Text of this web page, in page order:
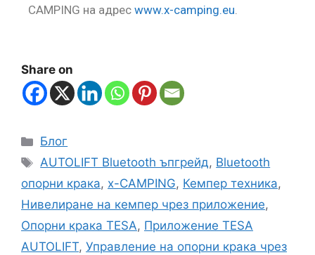
CAMPING на адрес www.x-camping.eu
Share on
Блог
AUTOLIFT Bluetooth ъпгрейд, Bluetooth
опорни крака, x-CAMPING, Кемпер техника,
Нивелиране на кемпер чрез приложение,
Опорни крака TESA, Приложение TESA
AUTOLIFT, Управление на опорни крака чрез